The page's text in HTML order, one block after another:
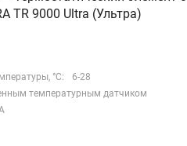
TR 9000 Ultra (Ультра)
°С:
6-28
температурным датчиком